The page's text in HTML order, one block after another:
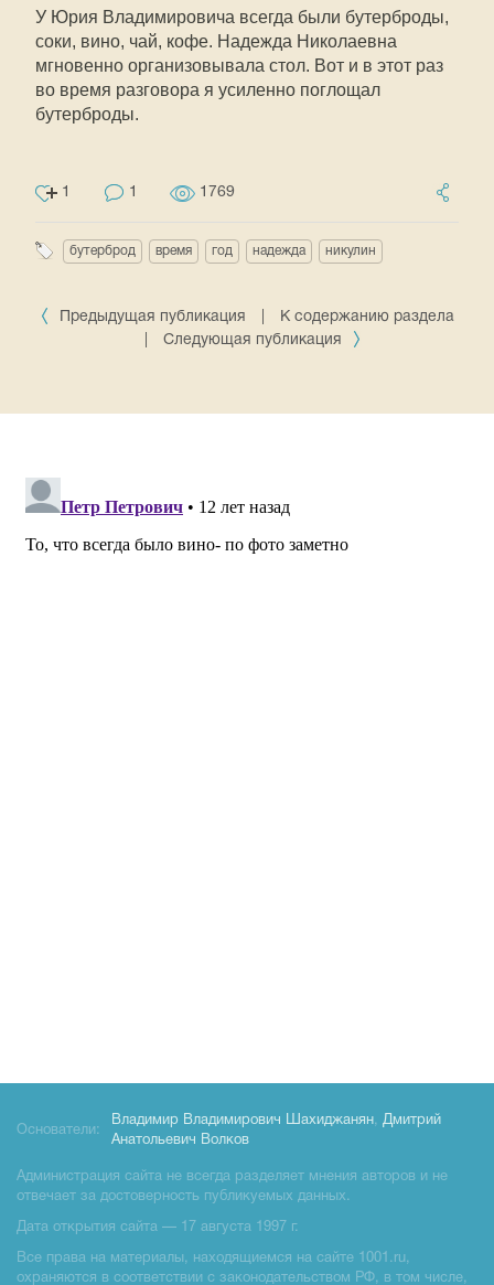
У Юрия Владимировича всегда были бутерброды,
соки, вино, чай, кофе. Надежда Николаевна
мгновенно организовывала стол. Вот и в этот раз
во время разговора я усиленно поглощал
бутерброды.
1 1 1769
бутерброд время год надежда никулин
Предыдущая публикация
К содержанию раздела
Следующая публикация
Основатели:
Владимир Владимирович Шахиджанян, Дмитрий
Анатольевич Волков
Администрация сайта не всегда разделяет мнения авторов и не
отвечает за достоверность публикуемых данных.
Дата открытия сайта — 17 августа 1997 г.
Все права на материалы, находящиемся на сайте 1001.ru,
охраняются в соответствии с законодательством РФ, в том числе,